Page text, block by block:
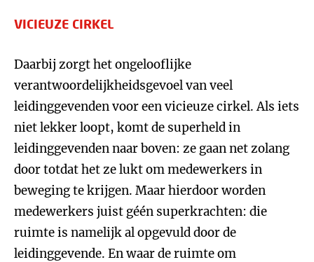
VICIEUZE CIRKEL
Daarbij zorgt het ongelooflijke
verantwoordelijkheidsgevoel van veel
leidinggevenden voor een vicieuze cirkel. Als iets
niet lekker loopt, komt de superheld in
leidinggevenden naar boven: ze gaan net zolang
door totdat het ze lukt om medewerkers in
beweging te krijgen. Maar hierdoor worden
medewerkers juist géén superkrachten: die
ruimte is namelijk al opgevuld door de
leidinggevende. En waar de ruimte om